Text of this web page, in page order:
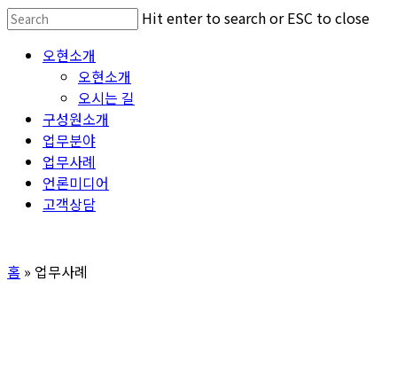
Skip
main
Hit enter to search or ESC to close
Search
Menu 오현소개
오현소개
오시는 길
구성원소개
업무분야
업무사례
언론미디어
고객상담
홈 » 업무사례